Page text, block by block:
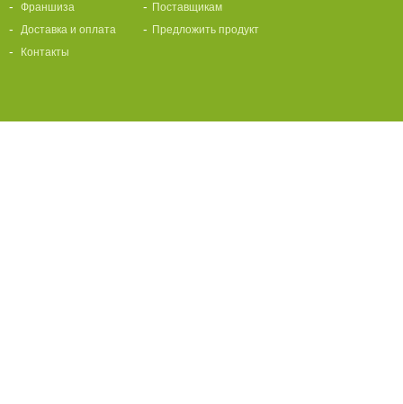
Франшиза
Доставка и оплата
Контакты
Поставщикам
Предложить продукт